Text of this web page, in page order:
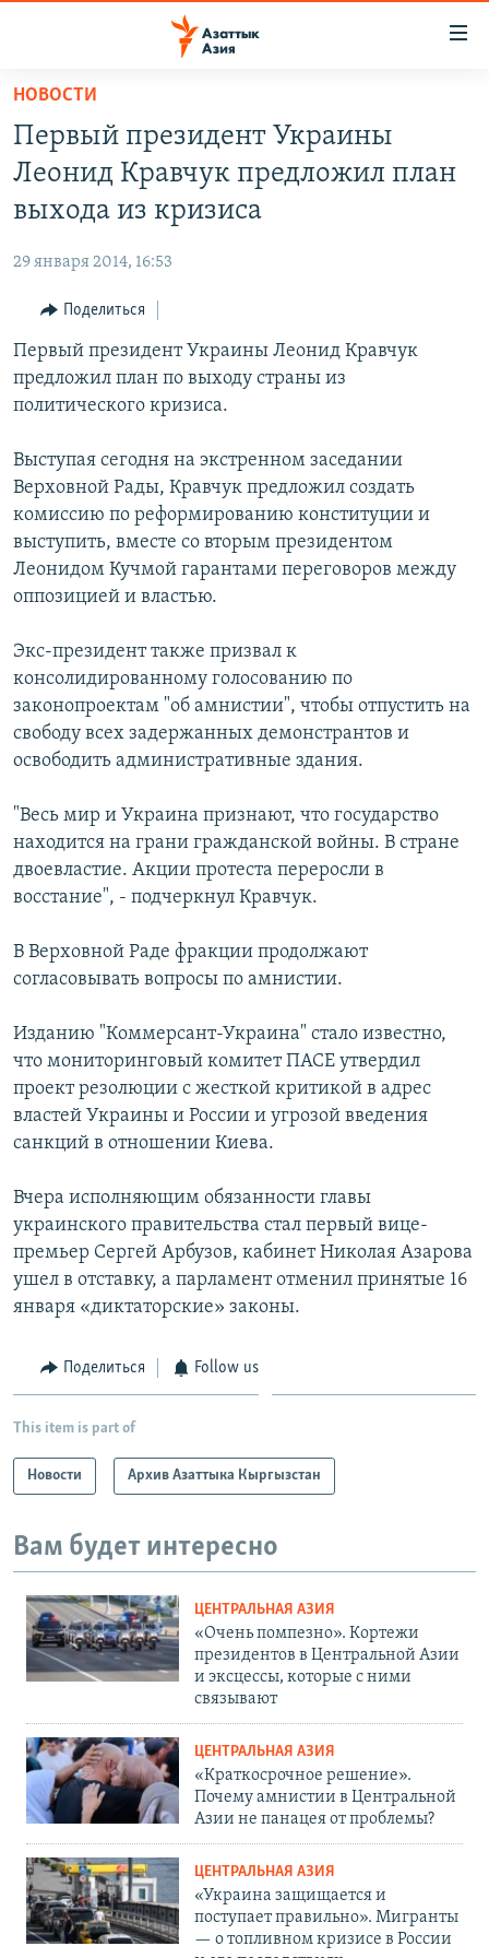
Вернуться
основному
содержанию
главной
навигации
Вернутся
поиску
КАЗАХСТАН
ТАДЖИКИСТАН
НОВОСТИ
ВОЙНА В УКРАИНЕ
ҚАЗАҚША
КЫРГЫЗЧА
ЎЗБЕКЧА
ТОҶИКӢ
НОВОСТИ
Первый президент Украины
Леонид Кравчук предложил план
выхода из кризиса
29 января 2014, 16:53
Поделиться
Первый президент Украины Леонид Кравчук
предложил план по выходу страны из
политического кризиса.
Выступая сегодня на экстренном заседании
Верховной Рады, Кравчук предложил создать
комиссию по реформированию конституции и
выступить, вместе со вторым президентом
Леонидом Кучмой гарантами переговоров между
оппозицией и властью.
Экс-президент также призвал к
консолидированному голосованию по
законопроектам "об амнистии", чтобы отпустить на
свободу всех задержанных демонстрантов и
освободить административные здания.
"Весь мир и Украина признают, что государство
находится на грани гражданской войны. В стране
двоевластие. Акции протеста переросли в
восстание", - подчеркнул Кравчук.
В Верховной Раде фракции продолжают
согласовывать вопросы по амнистии.
Изданию "Коммерсант-Украина" стало известно,
что мониторинговый комитет ПАСЕ утвердил
проект резолюции с жесткой критикой в адрес
властей Украины и России и угрозой введения
санкций в отношении Киева.
Вчера исполняющим обязанности главы
украинского правительства стал первый вице-
премьер Сергей Арбузов, кабинет Николая Азарова
ушел в отставку, а парламент отменил принятые 16
января «диктаторские» законы.
Поделиться Follow us
This item is part of
Новости Архив Азаттыка Кыргызстан
Вам будет интересно
ЦЕНТРАЛЬНАЯ АЗИЯ
«Очень помпезно». Кортежи
президентов в Центральной Азии
и эксцессы, которые с ними
связывают
ЦЕНТРАЛЬНАЯ АЗИЯ
«Краткосрочное решение».
Почему амнистии в Центральной
Азии не панацея от проблемы?
ЦЕНТРАЛЬНАЯ АЗИЯ
«Украина защищается и
поступает правильно». Мигранты
— о топливном кризисе в России